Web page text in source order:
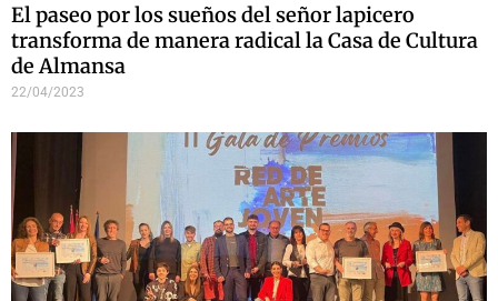
El paseo por los sueños del señor lapicero
transforma de manera radical la Casa de Cultura
de Almansa
22/04/2023